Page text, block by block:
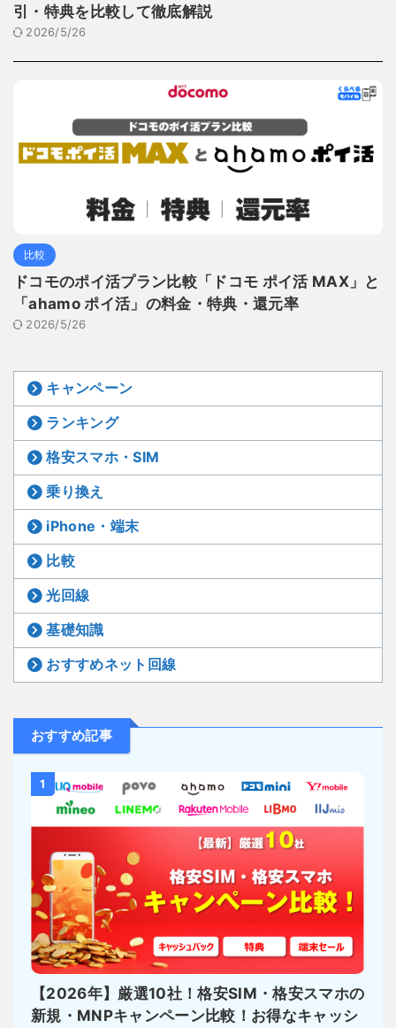
引・特典を比較して徹底解説
2026/5/26
比較
ドコモのポイ活プラン比較「ドコモ ポイ活 MAX」と
「ahamo ポイ活」の料金・特典・還元率
2026/5/26
キャンペーン
ランキング
格安スマホ・SIM
乗り換え
iPhone・端末
比較
光回線
基礎知識
おすすめネット回線
おすすめ記事
1
【2026年】厳選10社！格安SIM・格安スマホの
新規・MNPキャンペーン比較！お得なキャッシ